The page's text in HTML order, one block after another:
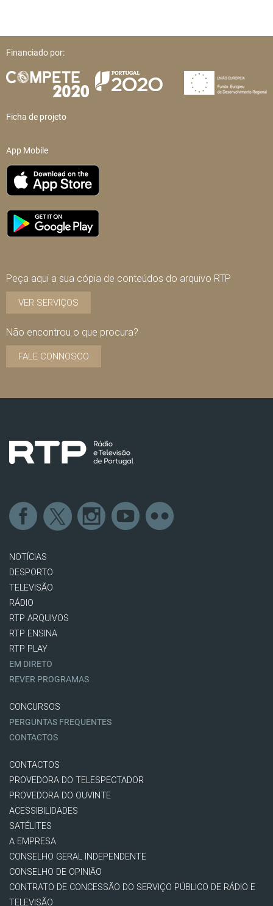
Financiado por:
Ficha de projeto
App Mobile
Peça aqui a sua cópia de conteúdos do arquivo RTP
VER SERVIÇOS
Não encontrou o que procura?
FALE CONNOSCO
NOTÍCIAS
DESPORTO
TELEVISÃO
RÁDIO
RTP ARQUIVOS
RTP ENSINA
RTP PLAY
EM DIRETO
REVER PROGRAMAS
CONCURSOS
PERGUNTAS FREQUENTES
CONTACTOS
CONTACTOS
PROVEDORA DO TELESPECTADOR
PROVEDORA DO OUVINTE
ACESSIBILIDADES
SATÉLITES
A EMPRESA
CONSELHO GERAL INDEPENDENTE
CONSELHO DE OPINIÃO
CONTRATO DE CONCESSÃO DO SERVIÇO PÚBLICO DE RÁDIO E
TELEVISÃO